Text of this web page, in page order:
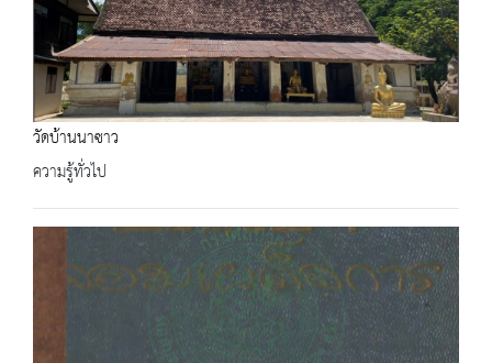
วัดบ้านนาซาว
ความรู้ทั่วไป